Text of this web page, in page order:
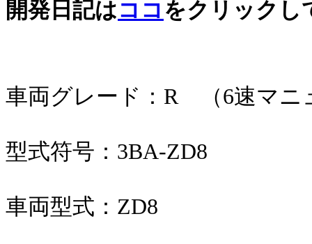
開発日記はココ をクリックし
車両グレード：R （6速マニ
型式符号：3BA-ZD8
車両型式：ZD8